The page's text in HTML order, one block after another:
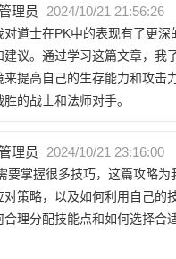
理员 2024/10/21 21:56:26
对道士在PK中的表现有了更
建议。通过学习这篇文章，我
来提高自己的生存能力和攻击
的战士和法师对手。
理员 2024/10/21 23:16:00
要掌握很多技巧，这篇攻略
对策略，以及如何利用自己的
合理分配技能点和如何选择合